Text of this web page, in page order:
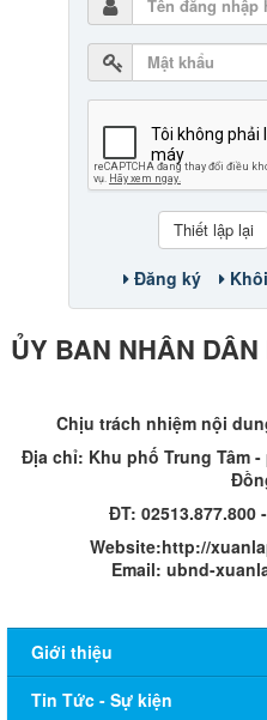
Đăng ký
ỦY BAN NHÂN
Chịu trách nhiệm nội
Địa chỉ: Khu phố Trung Tâm
ĐT: 02513.877.800
Website:http://
Email: ubnd-
Giới thiệu
Tin Tức - Sự kiện